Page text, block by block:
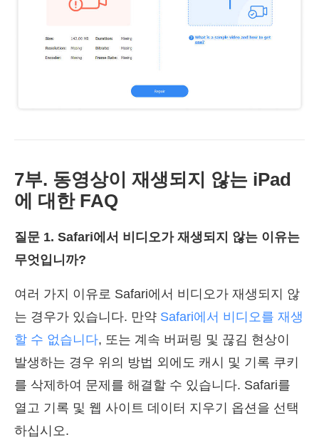
7부. 동영상이 재생되지 않는 iPad
에 대한 FAQ
질문 1. Safari에서 비디오가 재생되지 않는 이유는
무엇입니까?
여러 가지 이유로 Safari에서 비디오가 재생되지 않
는 경우가 있습니다. 만약 Safari에서 비디오를 재생
할 수 없습니다, 또는 계속 버퍼링 및 끊김 현상이
발생하는 경우 위의 방법 외에도 캐시 및 기록 쿠키
를 삭제하여 문제를 해결할 수 있습니다. Safari를
열고 기록 및 웹 사이트 데이터 지우기 옵션을 선택
하십시오.